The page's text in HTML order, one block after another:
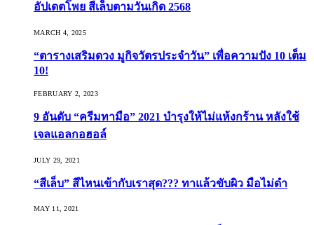
อัปเดตโพย สีเล็บตามวันเกิด 2568
MARCH 4, 2025
“ตารางเสริมดวง มูกิจวัตรประจำวัน” เพื่อความปัง 10 เต็ม
10!
FEBRUARY 2, 2023
9 อันดับ “ครีมทามือ” 2021 บำรุงให้ไม่แห้งกร้าน หลังใช้
เจลแอลกอฮอล์
JULY 29, 2021
“สีเล็บ” สีไหนเข้ากับเราสุด??? ทาแล้วขับผิว มือไม่ดำ
MAY 11, 2021